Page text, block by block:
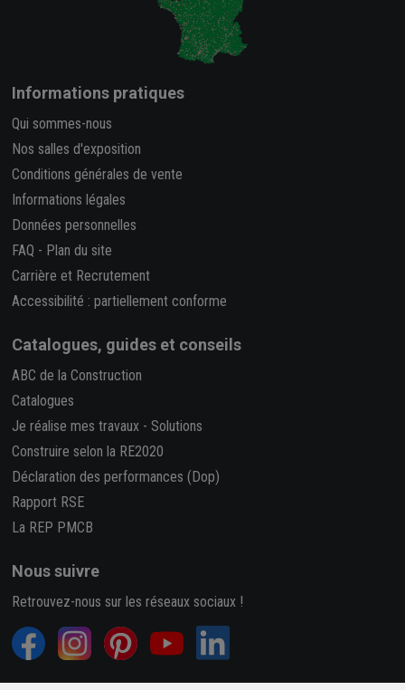
Informations pratiques
Qui sommes-nous
Nos salles d'exposition
Conditions générales de vente
Informations légales
Données personnelles
FAQ - Plan du site
Carrière et Recrutement
Accessibilité : partiellement conforme
Catalogues, guides et conseils
ABC de la Construction
Catalogues
Je réalise mes travaux - Solutions
Construire selon la RE2020
Déclaration des performances (Dop)
Rapport RSE
La REP PMCB
Nous suivre
Retrouvez-nous sur les réseaux sociaux !